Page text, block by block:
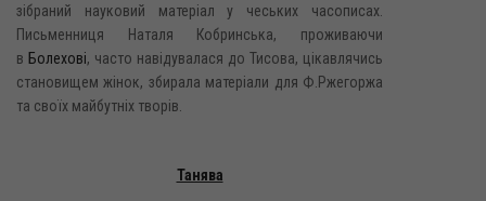
зібраний науковий матеріал у чеських часописах.
Письменниця Наталя Кобринська, проживаючи
в Болехові, часто навідувалася до Тисова, цікавлячись
становищем жінок, збирала матеріали для Ф.Ржегоржа
та своїх майбутніх творів.
Танява